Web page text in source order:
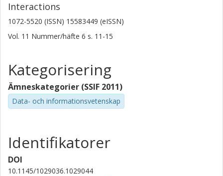
Interactions
1072-5520 (ISSN) 15583449 (eISSN)
Vol. 11 Nummer/häfte 6 s. 11-15
Kategorisering
Ämneskategorier (SSIF 2011)
Data- och informationsvetenskap
Identifikatorer
DOI
10.1145/1029036.1029044